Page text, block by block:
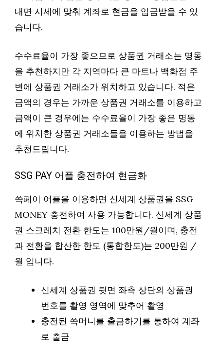
내면 시세에 맞춰 계좌로 현금을 입금받을 수 있
습니다.
수수료율이 가장 좋으므로 상품권 거래소는 명동
을 추천하지만 각 지역마다 큰 마트나 백화점 주
변에 상품권 거래소가 위치하고 있습니다. 적은
금액의 경우는 가까운 상품권 거래소를 이용하고
금액이 큰 경우에는 수수료율이 가장 좋은 명동
에 위치한 상품권 거래소들을 이용하는 방법을
추천드립니다.
SSG PAY 어플 충전하여 현금화
쓱페이 어플을 이용하면 신세계 상품권을 SSG
MONEY 충전하여 사용 가능합니다. 신세계 상품
권 스크레치 전환 한도는 100만원/월이며, 충전
과 전환을 합산한 한도 (통합한도)는 200만원 /
월 입니다.
신세계 상품권 뒷면 좌측 상단의 상품권
번호를 촬영 영역에 맞추어 촬영
충전된 쓱머니를 출금하기를 통하여 계좌
로 출금